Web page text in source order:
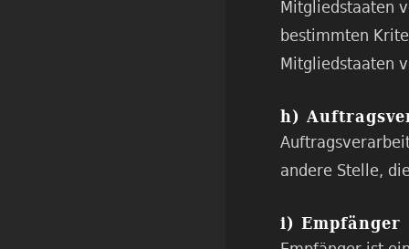
Mitgliedstaaten
bestimmten
Mitgliedstaaten
h)
andere Stelle,
i) Empfänger